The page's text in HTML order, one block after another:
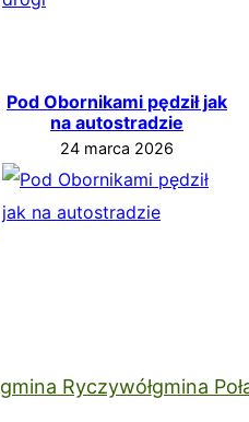
Pod Obornikami pędził jak
na autostradzie
24 marca 2026
gmina Ryczywółgmina